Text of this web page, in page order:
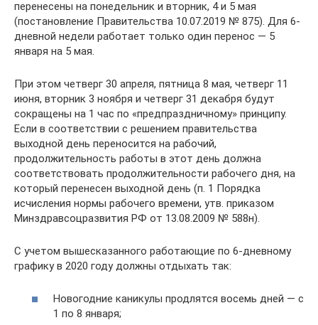
перенесены на понедельник и вторник, 4 и 5 мая
(постановление Правительства 10.07.2019 № 875). Для 6-
дневной недели работает только один перенос — 5
января на 5 мая.
При этом четверг 30 апреля, пятница 8 мая, четверг 11
июня, вторник 3 ноября и четверг 31 декабря будут
сокращены на 1 час по «предпраздничному» принципу.
Если в соответствии с решением правительства
выходной день переносится на рабочий,
продолжительность работы в этот день должна
соответствовать продолжительности рабочего дня, на
который перенесен выходной день (п. 1 Порядка
исчисления нормы рабочего времени, утв. приказом
Минздравсоцразвития РФ от 13.08.2009 № 588н).
С учетом вышесказанного работающие по 6-дневному
графику в 2020 году должны отдыхать так:
Новогодние каникулы продлятся восемь дней — с
1 по 8 января;